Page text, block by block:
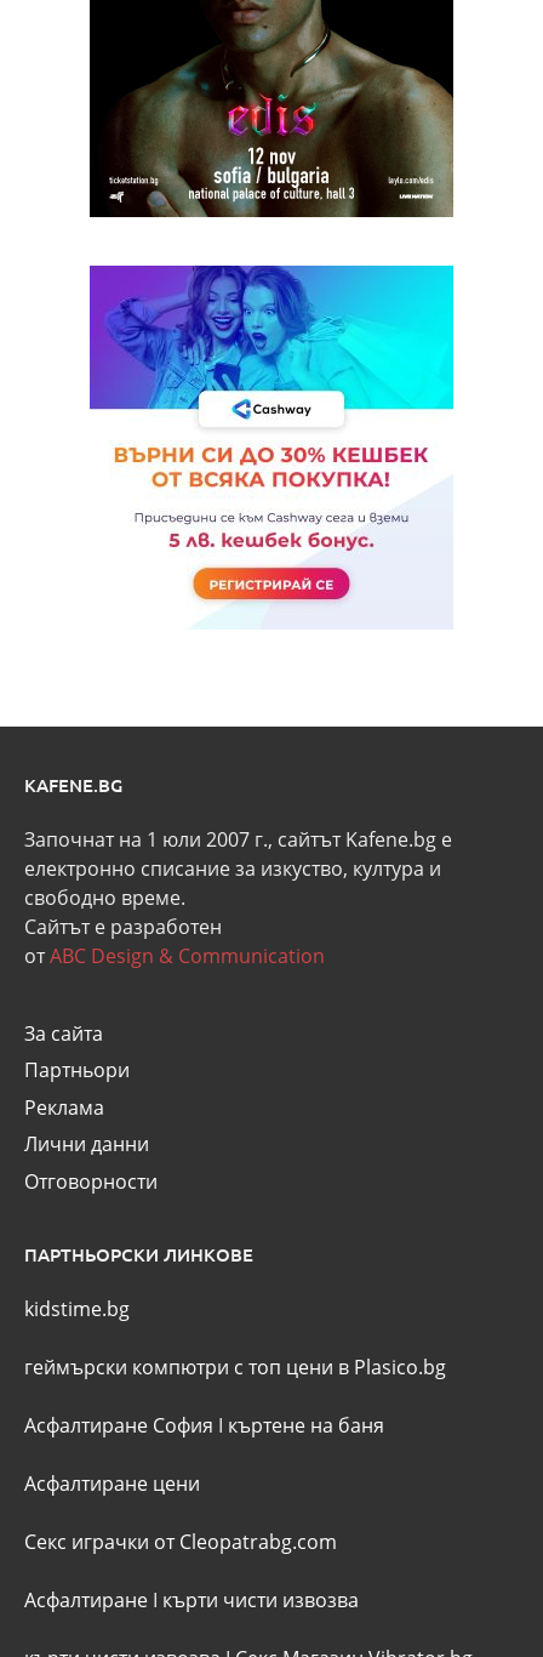
KAFENE.BG
Започнат на 1 юли 2007 г., сайтът Kafene.bg e
eлектронно списание за изкуство, култура и
свободно време.
Сайтът е разработен
отABC Design & Communication
За сайта
Партньори
Реклама
Лични данни
Отговорности
ПАРТНЬОРСКИ ЛИНКОВЕ
kidstime.bg
геймърски компютри с топ цени в Plasico.bg
Асфалтиране София I къртене на баня
Асфалтиране цени
Секс играчки от Cleopatrabg.com
Асфалтиране I кърти чисти извозва